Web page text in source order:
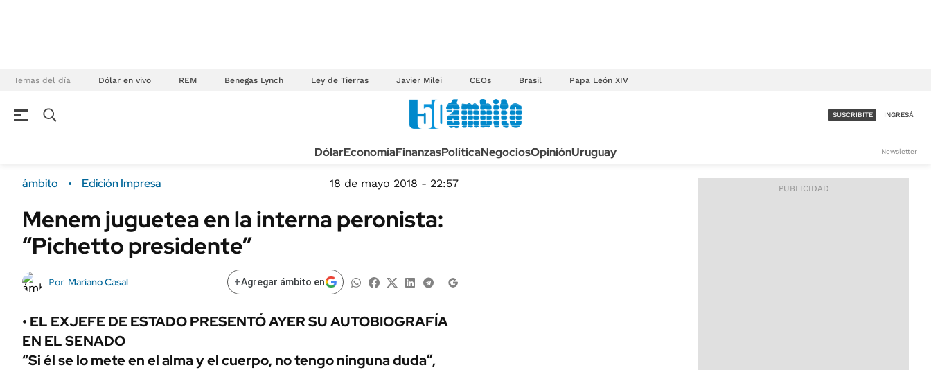
Temas del día Dólar en vivo REM Benegas Lynch Ley de Tierras Javier Milei CEOs Brasil Papa León XIV
Campo
FINANZAS
Mercados
ÁMBITO DEBATE
MEDIAKIT AMBITO DEBATE
Sustentabilidad
Seguros
POLÍTICA
URUGUAY
TECNOLOGÍA
MÉXICO
MUNDO
LIFESTYLE
ACCESO FULL - $1.800/MES
SUSCRIBITE INGRESÁ
DólarEconomíaFinanzasPolíticaNegociosOpiniónUruguay Newsletter
ámbito Edición Impresa 18 de mayo 2018 - 22:57
Menem juguetea en la interna peronista:
“Pichetto presidente”
Por Mariano Casal +Agregar ámbito en
• EL EXJEFE DE ESTADO PRESENTÓ AYER SU AUTOBIOGRAFÍA
EN EL SENADO
“Si él se lo mete en el alma y el cuerpo, no tengo ninguna duda”,